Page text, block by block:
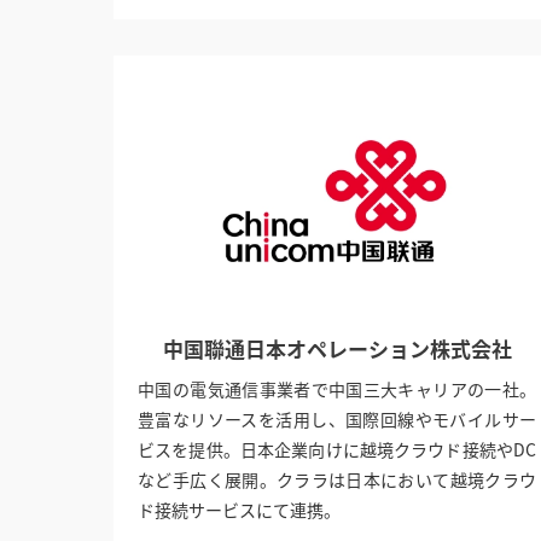
中国聯通日本オペレーション株式会社
中国の電気通信事業者で中国三大キャリアの一社。
豊富なリソースを活用し、国際回線やモバイルサー
ビスを提供。日本企業向けに越境クラウド接続やDC
など手広く展開。クララは日本において越境クラウ
ド接続サービスにて連携。